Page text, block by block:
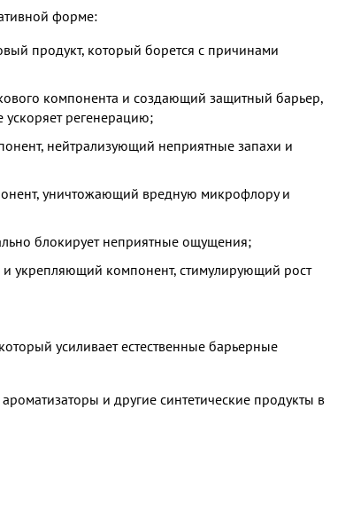
форме:
продукт, который борется с причинами
компонента и создающий защитный барьер,
регенерацию;
нейтрализующий неприятные запахи и
уничтожающий вредную микрофлору и
блокирует неприятные ощущения;
укрепляющий компонент, стимулирующий рост
усиливает естественные барьерные
и другие синтетические продукты в